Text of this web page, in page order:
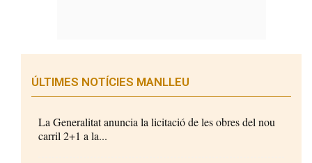
ÚLTIMES NOTÍCIES MANLLEU
La Generalitat anuncia la licitació de les obres del nou
carril 2+1 a la...